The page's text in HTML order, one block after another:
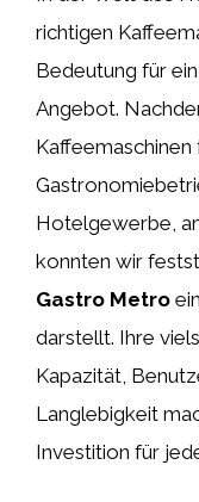
richtigen
Bedeutung für
Angebot.
Kaffeemaschinen
Hotelgewerbe,
konnten wir
Gastro Metro
darstellt. Ihre
Kapazität,
Langlebigkeit
Investition für